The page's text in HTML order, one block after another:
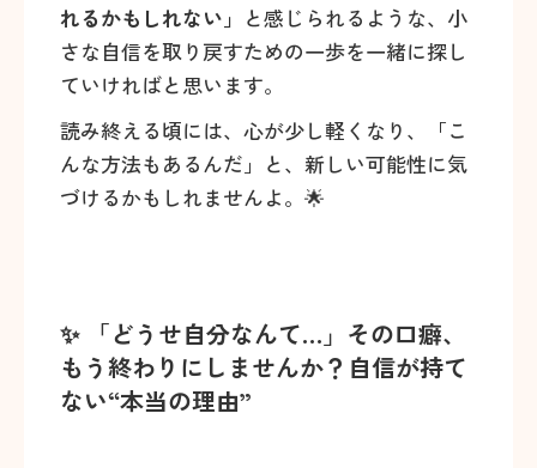
れるかもしれない」 と感じられるような、小
さな自信を取り戻すための一歩を一緒に探し
ていければと思います。
読み終える頃には、心が少し軽くなり、「こ
んな方法もあるんだ」と、新しい可能性に気
づけるかもしれませんよ。🌟
✨ 「どうせ自分なんて…」その口癖、
もう終わりにしませんか？自信が持て
ない“本当の理由”